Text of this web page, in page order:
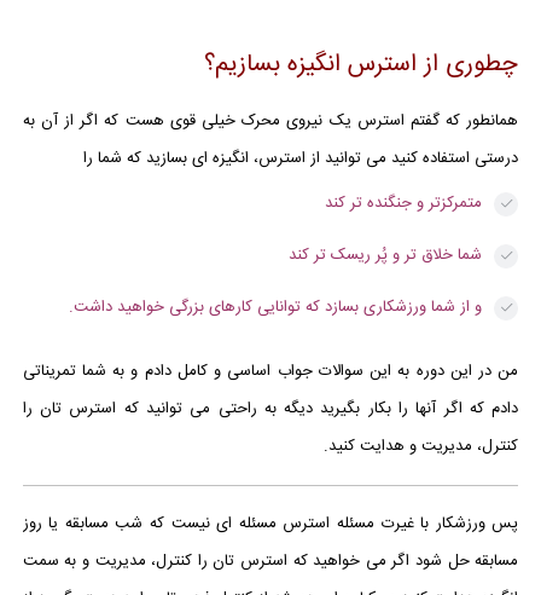
چطوری از استرس انگیزه بسازیم؟
همانطور که گفتم استرس یک نیروی محرک خیلی قوی هست که اگر از آن به
درستی استفاده کنید می توانید از استرس، انگیزه ای بسازید که شما را
متمرکزتر و جنگنده تر کند
شما خلاق تر و پُر ریسک تر کند
و از شما ورزشکاری بسازد که توانایی کارهای بزرگی خواهید داشت.
من در این دوره به این سوالات جواب اساسی و کامل دادم و به شما تمریناتی
دادم که اگر آنها را بکار بگیرید دیگه به راحتی می توانید که استرس تان را
کنترل، مدیریت و هدایت کنید.
پس ورزشکار با غیرت مسئله استرس مسئله ای نیست که شب مسابقه یا روز
مسابقه حل شود اگر می خواهید که استرس تان را کنترل، مدیریت و به سمت